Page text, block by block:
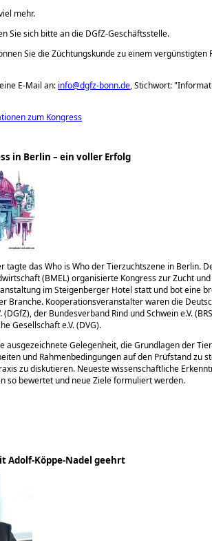
mehr.
Sie sich bitte an die DGfZ-Geschäftsstelle.
Sie die Züchtungskunde zu einem
E-Mail an: info@dgfz-bonn.de, Stichwort:
zum Kongress
in Berlin – ein voller Erfolg
tagte das Who is Who der Tierzuchtszene in Berlin.
(BMEL) organisierte Kongress zur Zucht
im Steigenberger Hotel statt und bot eine
Branche. Kooperationsveranstalter waren die
(DGfZ), der Bundesverband Rind und Schwein e.V.
Gesellschaft e.V. (DVG).
ausgezeichnete Gelegenheit, die Grundlagen der
und Rahmenbedingungen auf den Prüfstand zu
zu diskutieren. Neueste wissenschaftliche
so bewertet und neue Ziele formuliert werden.
Adolf-Köppe-Nadel geehrt